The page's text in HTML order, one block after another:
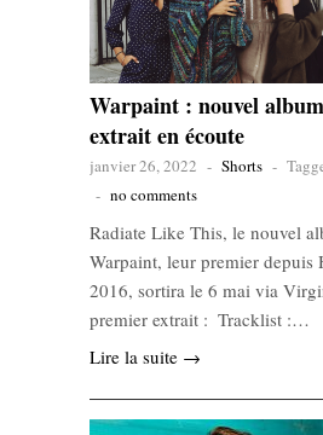
Warpaint : nouvel
extrait en écoute
janvier 26, 2022 - Shorts -
- no comments
Radiate Like This, le nouvel
Warpaint, leur premier depuis
2016, sortira le 6 mai via
premier extrait : Tracklist :…
Lire la suite →